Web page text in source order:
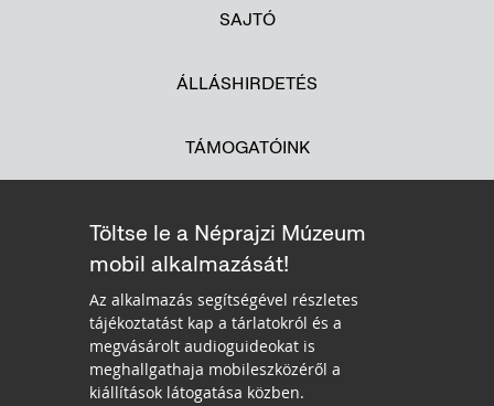
SAJTÓ
ÁLLÁSHIRDETÉS
TÁMOGATÓINK
Töltse le a Néprajzi Múzeum
mobil alkalmazását!
Az alkalmazás segítségével részletes
tájékoztatást kap a tárlatokról és a
megvásárolt audioguideokat is
meghallgathaja mobileszközéről a
kiállítások látogatása közben.